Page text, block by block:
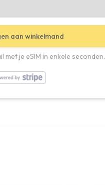
aan winkelmand
met je eSIM in enkele seconden.